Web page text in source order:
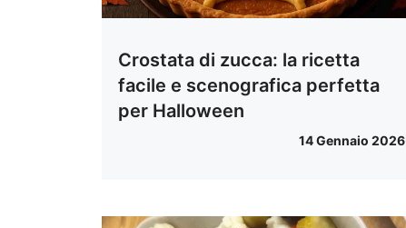
Crostata di zucca: la ricetta
facile e scenografica perfetta
per Halloween
14 Gennaio 2026